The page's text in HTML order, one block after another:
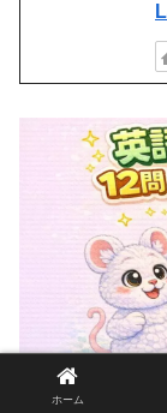
「3分で終わる
ホーム